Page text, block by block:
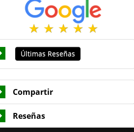
Últimas Reseñas
Compartir
Reseñas